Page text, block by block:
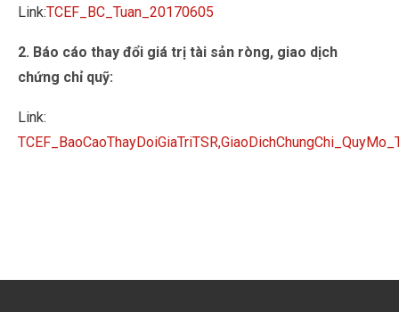
Link:TCEF_BC_Tuan_20170605
2. Báo cáo thay đổi giá trị tài sản ròng, giao dịch
chứng chỉ quỹ:
Link: